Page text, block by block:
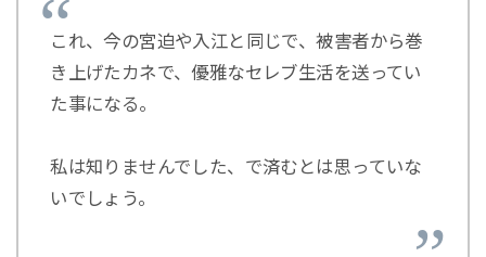
これ、今の宮迫や入江と同じで、被害者から巻
き上げたカネで、優雅なセレブ生活を送ってい
た事になる。
私は知りませんでした、で済むとは思っていな
いでしょう。